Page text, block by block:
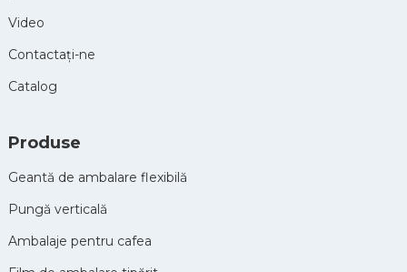
Video
Contactaţi-ne
Catalog
Produse
Geantă de ambalare flexibilă
Pungă verticală
Ambalaje pentru cafea